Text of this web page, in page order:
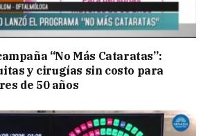
“No Más Cataratas”:
y cirugías sin costo para
de 50 años